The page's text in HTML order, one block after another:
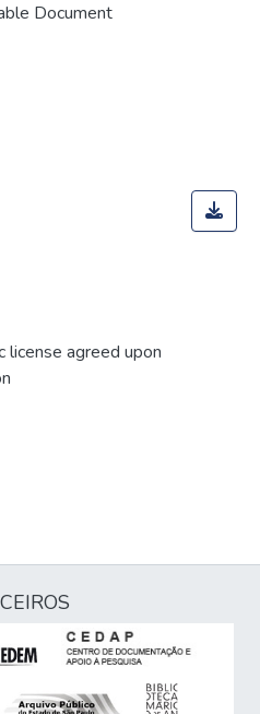
Document
license agreed upon